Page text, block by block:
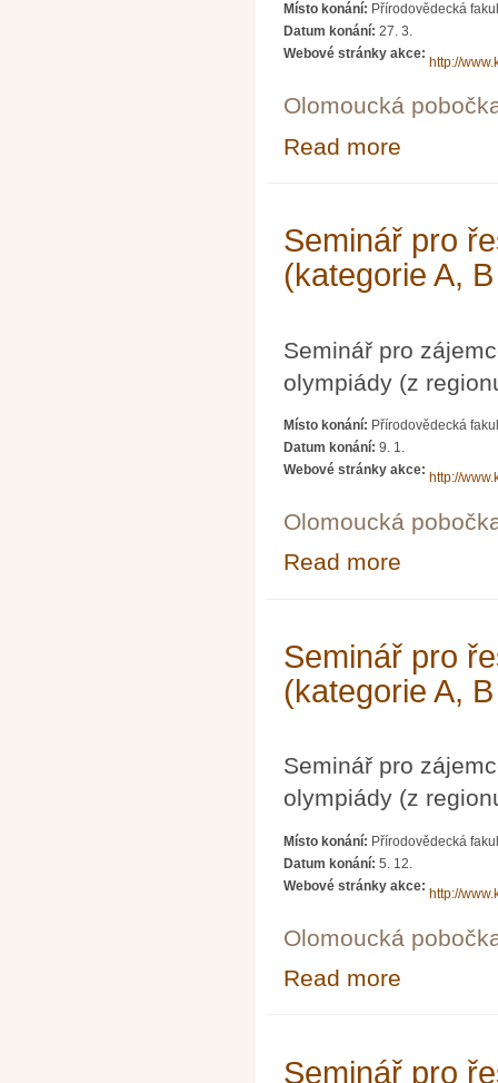
Místo konání: Přírodovědecká
Datum konání: 27. 3.
Webové stránky akce:
http://
Olomoucká
Read more
Seminář pro
(kategorie A,
Seminář pro
olympiády (z
Místo konání: Přírodovědecká
Datum konání: 9. 1.
Webové stránky akce:
http://
Olomoucká
Read more
Seminář pro
(kategorie A,
Seminář pro
olympiády (z
Místo konání: Přírodovědecká
Datum konání: 5. 12.
Webové stránky akce:
http://
Olomoucká
Read more
Seminář pro